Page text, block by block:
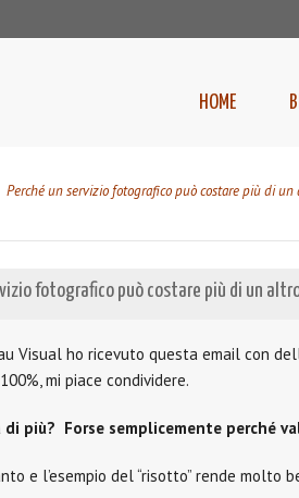
HOME
Perché un servizio fotografico può costare più di un
fotografico può costare più di un
Visual ho ricevuto questa email con
mi piace condividere.
di più? Forse semplicemente perché
e l’esempio del “risotto” rende molto